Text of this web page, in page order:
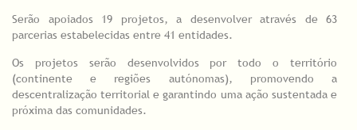
Serão apoiados 19 projetos, a desenvolver através de 63
parcerias estabelecidas entre 41 entidades.
Os projetos serão desenvolvidos por todo o território
(continente e regiões autónomas), promovendo a
descentralização territorial e garantindo uma ação sustentada e
próxima das comunidades.